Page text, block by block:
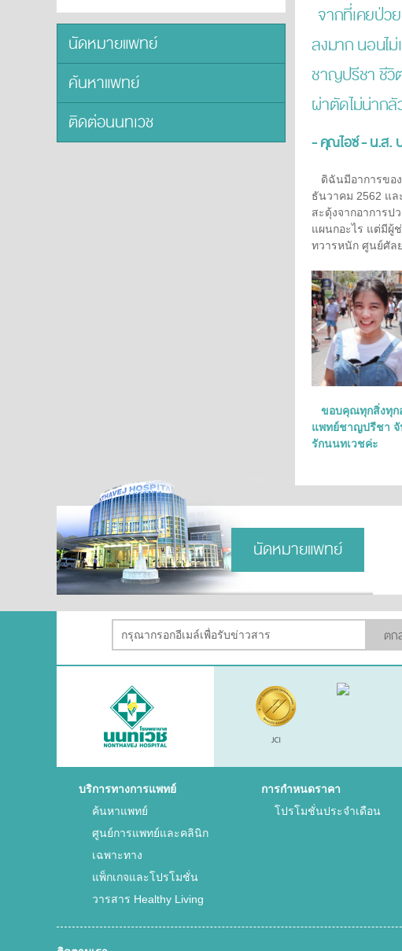
จากที่เคยป่ว
ลงมาก นอนไ
ชาญปรีชา ชีวิ
ผ่าตัดไม่น่าก
- คุณไอซ์ - น.ส.
ดิฉันมีอาการของ
ธันวาคม 2562 แ
สะดุ้งจากอาการ
แผนกอะไร แต่มีผู้
ทวารหนัก ศูนย์ศัล
ขอบคุณทุกสิ่งทุก
แพทย์ชาญปรีชา จั
รักนนทเวชค่ะ
นัดหมายแพทย์
ค้นหาแพทย์
ติดต่อนนทเวช
นัดหมายแพทย์
ตก
บริการทางการแพทย์
ค้นหาแพทย์
ศูนย์การแพทย์และคลินิก
เฉพาะทาง
แพ็กเกจและโปรโมชั่น
วารสาร Healthy Living
การกำหนดราคา
โปรโมชั่นประจำเดือน